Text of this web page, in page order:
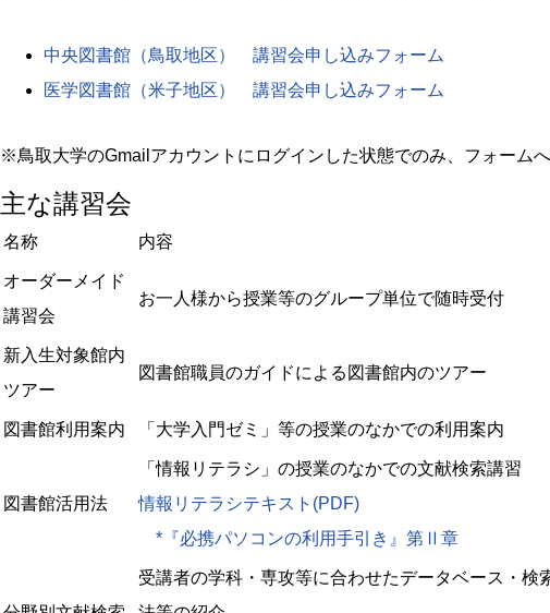
中央図書館（鳥取地区） 講習会申し込みフォーム
医学図書館（米子地区） 講習会申し込みフォーム
※鳥取大学のGmailアカウントにログインした状態でのみ、フォームへ
主な講習会
名称 内容
オーダーメイド
講習会
お一人様から授業等のグループ単位で随時受付
新入生対象館内
ツアー
図書館職員のガイドによる図書館内のツアー
図書館利用案内 「大学入門ゼミ」等の授業のなかでの利用案内
図書館活用法
「情報リテラシ」の授業のなかでの文献検索講習
情報リテラシテキスト(PDF)
*『必携パソコンの利用手引き』第Ⅱ章
受講者の学科・専攻等に合わせたデータベース・検